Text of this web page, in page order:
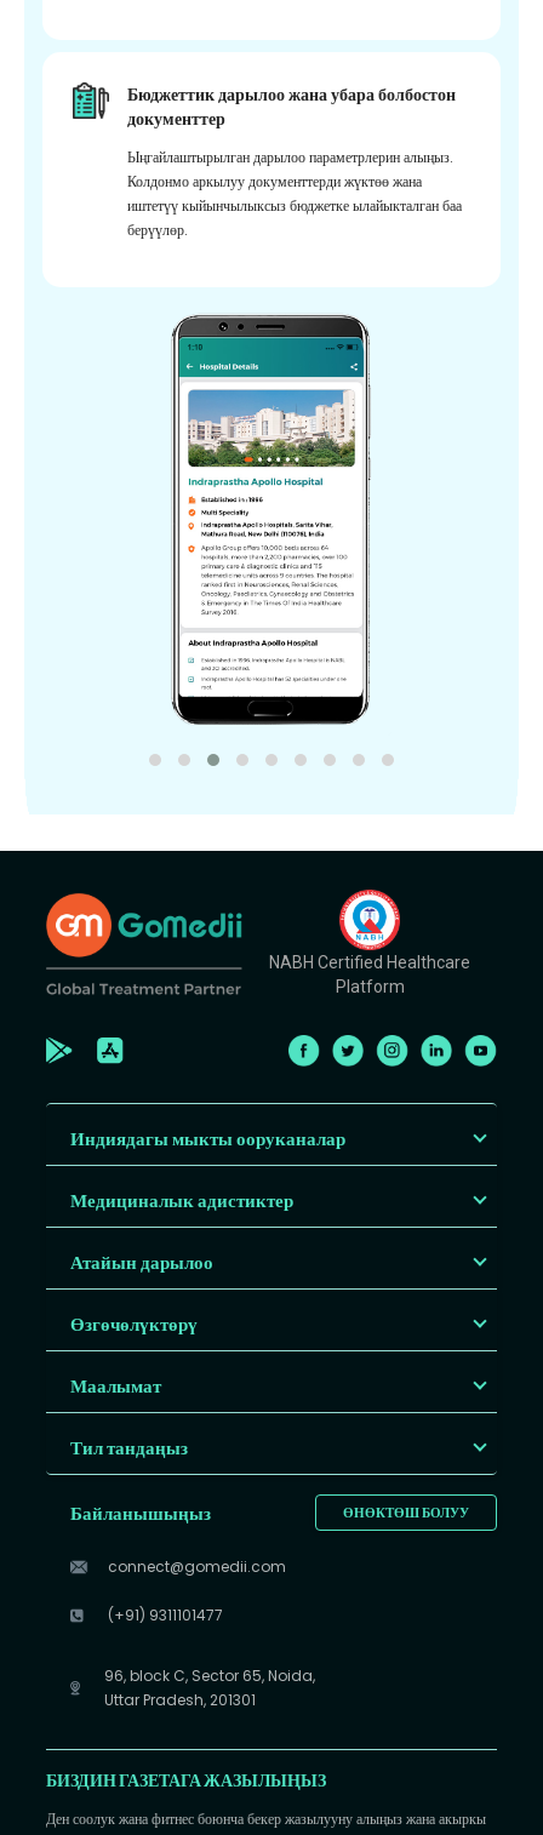
Бюджеттик дарылоо жана убара болбостон
документтер
Ыңгайлаштырылган дарылоо параметрлерин алыңыз.
Колдонмо аркылуу документтерди жүктөө жана
иштетүү кыйынчылыксыз бюджетке ылайыкталган баа
берүүлөр.
NABH Certified Healthcare
Platform
Индиядагы мыкты ооруканалар
Медициналык адистиктер
Атайын дарылоо
Өзгөчөлүктөрү
Маалымат
Тил тандаңыз
ӨНӨКТӨШ БОЛУУ
Байланышыңыз
connect@gomedii.com
(+91) 9311101477
96, block C, Sector 65, Noida,
Uttar Pradesh, 201301
БИЗДИН ГАЗЕТАГА ЖАЗЫЛЫҢЫЗ
Ден соолук жана фитнес боюнча бекер жазылууну алыңыз жана акыркы